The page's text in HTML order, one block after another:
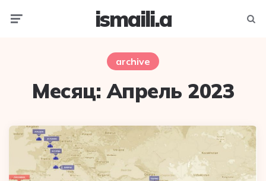
ismaili.a
archive
Месяц:Апрель 2023